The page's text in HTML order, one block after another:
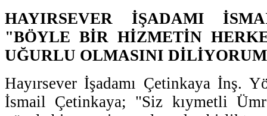
HAYIRSEVER İŞADAMI
"BÖYLE BİR HİZMETİN
UĞURLU OLMASINI
Hayırsever İşadamı Çetinkaya İnş.
İsmail Çetinkaya; "Siz kıymetli